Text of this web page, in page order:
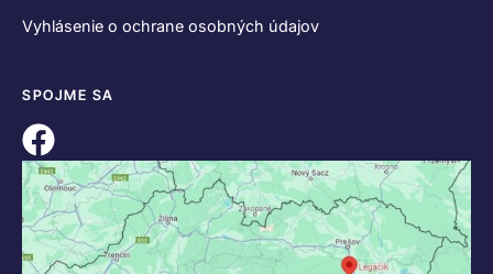
Vyhlásenie o ochrane osobných údajov
SPOJME SA